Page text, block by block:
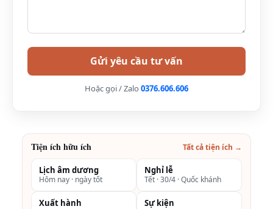
Hoặc gọi / Zalo 0376.606.606
Tiện ích hữu ích Tất cả tiện ích →
Lịch âm dương
Hôm nay · ngày tốt
Nghỉ lễ
Tết · 30/4 · Quốc khánh
Xuất hành Sự kiện